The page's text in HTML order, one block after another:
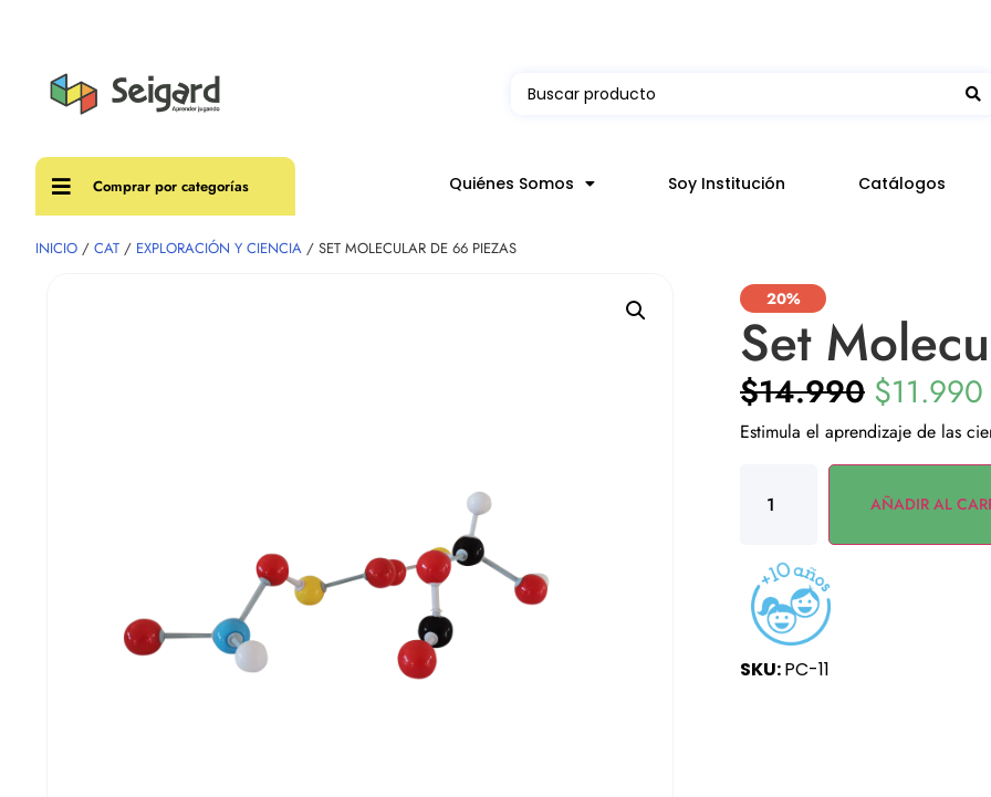
Comprar por categorías Quiénes Somos Soy Institución Catálogos
INICIO / CAT / EXPLORACIÓN Y CIENCIA / SET MOLECULAR DE 66 PIEZAS
20%
Set
$14.990 $11.990
Estimula el aprendizaje de las
AÑADIR AL
SKU:PC-11